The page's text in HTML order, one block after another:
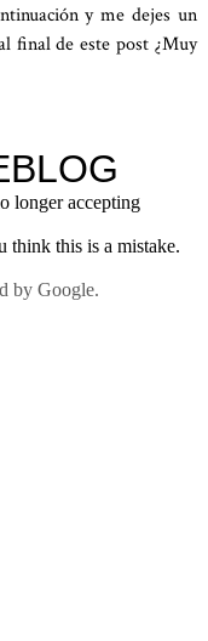
y me dejes un
final de este post ¿Muy